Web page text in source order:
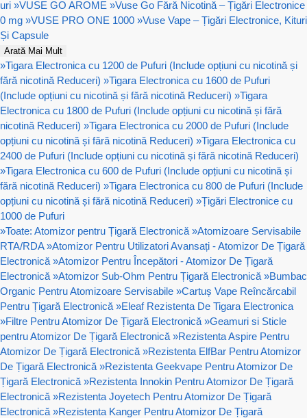
uri »VUSE GO AROME »Vuse Go Fără Nicotină – Țigări Electronice
0 mg »VUSE PRO ONE 1000 »Vuse Vape – Țigări Electronice, Kituri
Și Capsule
Arată Mai Mult
»Tigara Electronica cu 1200 de Pufuri (Include opțiuni cu nicotină și
fără nicotină Reduceri) »Tigara Electronica cu 1600 de Pufuri
(Include opțiuni cu nicotină și fără nicotină Reduceri) »Tigara
Electronica cu 1800 de Pufuri (Include opțiuni cu nicotină și fără
nicotină Reduceri) »Tigara Electronica cu 2000 de Pufuri (Include
opțiuni cu nicotină și fără nicotină Reduceri) »Tigara Electronica cu
2400 de Pufuri (Include opțiuni cu nicotină și fără nicotină Reduceri)
»Tigara Electronica cu 600 de Pufuri (Include opțiuni cu nicotină și
fără nicotină Reduceri) »Tigara Electronica cu 800 de Pufuri (Include
opțiuni cu nicotină și fără nicotină Reduceri) »Țigări Electronice cu
1000 de Pufuri
»Toate: Atomizor pentru Țigară Electronică »Atomizoare Servisabile
RTA/RDA »Atomizor Pentru Utilizatori Avansați - Atomizor De Țigară
Electronică »Atomizor Pentru Începători - Atomizor De Țigară
Electronică »Atomizor Sub-Ohm Pentru Țigară Electronică »Bumbac
Organic Pentru Atomizoare Servisabile »Cartuș Vape Reîncărcabil
Pentru Țigară Electronică »Eleaf Rezistenta De Tigara Electronica
»Filtre Pentru Atomizor De Țigară Electronică »Geamuri si Sticle
pentru Atomizor De Țigară Electronică »Rezistenta Aspire Pentru
Atomizor De Țigară Electronică »Rezistenta ElfBar Pentru Atomizor
De Țigară Electronică »Rezistenta Geekvape Pentru Atomizor De
Țigară Electronică »Rezistenta Innokin Pentru Atomizor De Țigară
Electronică »Rezistenta Joyetech Pentru Atomizor De Țigară
Electronică »Rezistenta Kanger Pentru Atomizor De Țigară